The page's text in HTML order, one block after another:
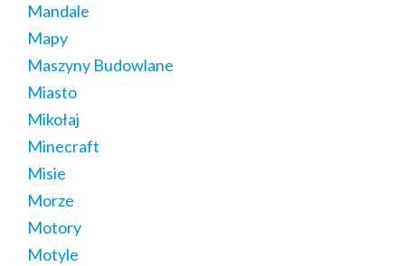
Mandale
Mapy
Maszyny Budowlane
Miasto
Mikołaj
Minecraft
Misie
Morze
Motory
Motyle